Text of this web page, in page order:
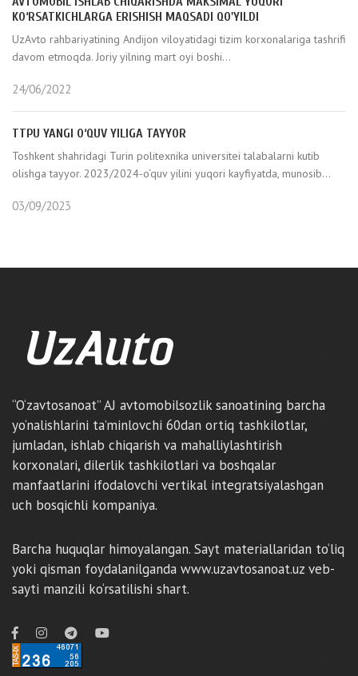
KO‘RSATKICHLARGA ERISHISH MAQSADI QO'YILDI
UzAvto rahbariyatining Andijon viloyatidagi tizim korxonalariga tashrifi
davom etmoqda. Joriy yilning mart oyi boshi...
24/06/2022
TTPU YANGI O‘QUV YILIGA TAYYOR
Toshkent shahridagi Turin politexnika universitei talabalarni kutib
olishga tayyor. 2023/2024-o‘quv yilini yuqori kayfiyatda, munosib...
03/09/2023
“O‘zavtosanoat” AJ avtomobilsozlik sanoatining barcha
yo‘nalishlarini ta’minlovchi 60dan ortiq tashkilotlar,
jumladan, ishlab chiqarish va mahalliylashtirish
korxonalari, dilerlik tashkilotlari va boshqalar
manfaatlarini ifodalovchi vertikal integratsiyalashgan
uch bosqichli kompaniya.
Barcha huquqlar himoyalangan. Sayt materiallaridan to‘liq
yoki qisman foydalanilganda www.uzavtosanoat.uz veb-
sayti manzili ko‘rsatilishi shart.